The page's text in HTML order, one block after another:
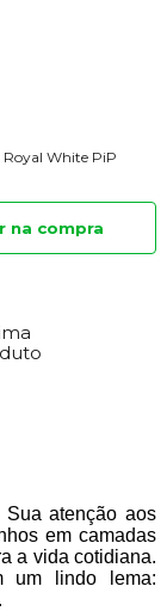
Royal White PiP
na compra
atenção aos
em camadas
a vida cotidiana.
um lindo lema: